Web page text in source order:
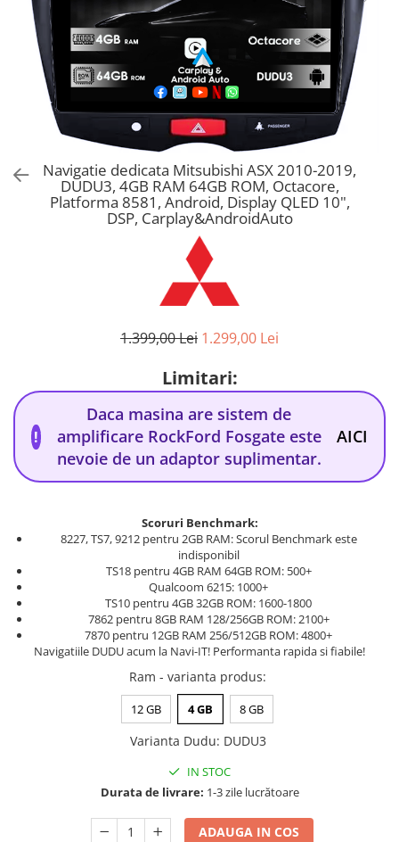
Navigatie dedicata Mitsubishi ASX 2010-2019,
DUDU3, 4GB RAM 64GB ROM, Octacore,
Platforma 8581, Android, Display QLED 10",
DSP, Carplay&AndroidAuto
1.399,00 Lei 1.299,00 Lei
Limitari:
!
Daca masina are sistem de
amplificare RockFord Fosgate este
nevoie de un adaptor suplimentar.
AICI
Scoruri Benchmark:
8227, TS7, 9212 pentru 2GB RAM: Scorul Benchmark este
indisponibil
TS18 pentru 4GB RAM 64GB ROM: 500+
Qualcoom 6215: 1000+
TS10 pentru 4GB 32GB ROM: 1600-1800
7862 pentru 8GB RAM 128/256GB ROM: 2100+
7870 pentru 12GB RAM 256/512GB ROM: 4800+
Navigatiile DUDU acum la Navi-IT! Performanta rapida si fiabile!
Ram - varianta produs:
12 GB 4 GB 8 GB
Varianta Dudu: DUDU3
IN STOC
Durata de livrare: 1-3 zile lucrătoare
ADAUGA IN COS